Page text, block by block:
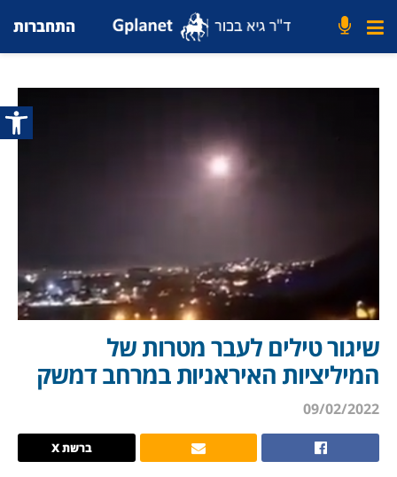
פתח
התחברות
שיגור טילים לעבר מטרות של
המיליציות האיראניות במרחב דמשק
09/02/2022
ברשת X